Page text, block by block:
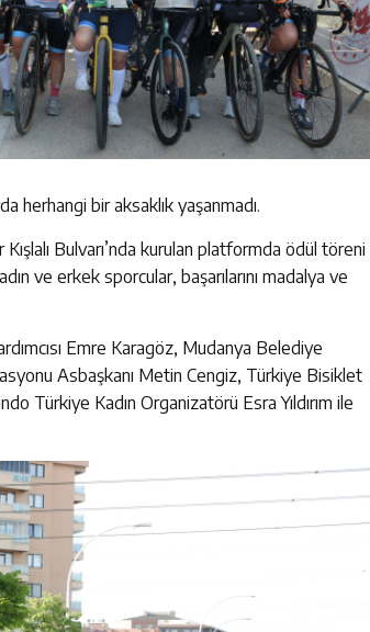
herhangi bir aksaklık yaşanmadı.
Bulvarı’nda kurulan platformda ödül töreni
ve erkek sporcular, başarılarını madalya ve
Emre Karagöz, Mudanya Belediye
Asbaşkanı Metin Cengiz, Türkiye Bisiklet
Türkiye Kadın Organizatörü Esra Yıldırım ile